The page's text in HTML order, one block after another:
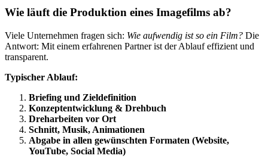
Wie läuft die Produktion eines Imagefilms ab?
Viele Unternehmen fragen sich: Wie aufwendig ist so ein Film? Die
Antwort: Mit einem erfahrenen Partner ist der Ablauf effizient und
transparent.
Typischer Ablauf:
Briefing und Zieldefinition
Konzeptentwicklung & Drehbuch
Dreharbeiten vor Ort
Schnitt, Musik, Animationen
Abgabe in allen gewünschten Formaten (Website,
YouTube, Social Media)